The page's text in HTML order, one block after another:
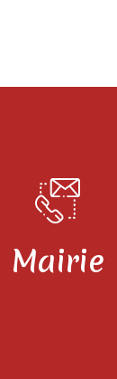
Mairie